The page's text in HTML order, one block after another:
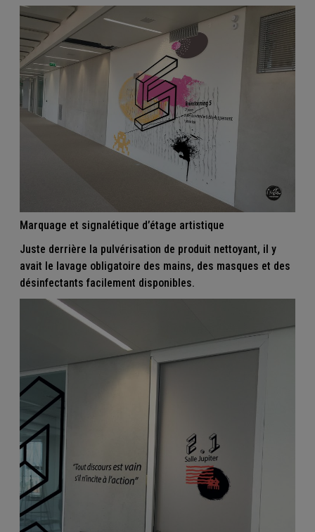
Marquage et signalétique d’étage artistique
Juste derrière la pulvérisation de produit nettoyant, il y
avait le lavage obligatoire des mains, des masques et des
désinfectants facilement disponibles.